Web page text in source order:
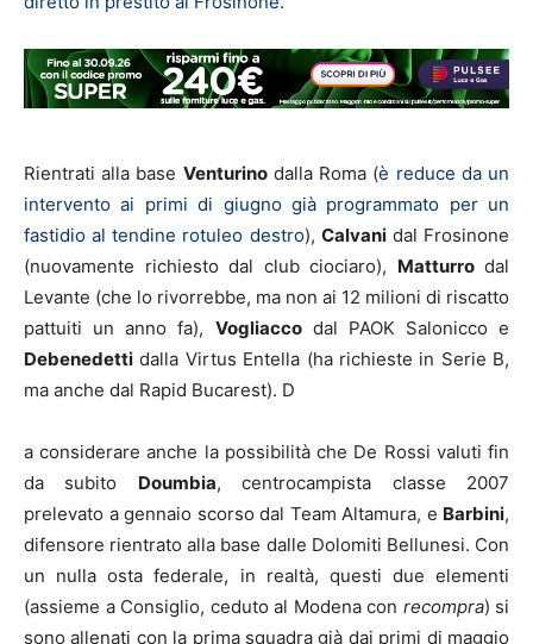
Rientrati alla base Venturinodalla Roma (è reduce da un
intervento ai primi di giugno già programmato per un
fastidio al tendine rotuleo destro), Calvanidal Frosinone
(nuovamente richiesto dal club ciociaro), Matturrodal
Levante (che lo rivorrebbe, ma non ai 12 milioni di riscatto
pattuiti un anno fa), Vogliaccodal PAOK Salonicco e
Debenedetti dalla Virtus Entella (ha richieste in Serie B,
ma anche dal Rapid Bucarest). D
a considerare anche la possibilità che De Rossi valuti fin
da subito Doumbia, centrocampista classe 2007
prelevato a gennaio scorso dal Team Altamura, e Barbini,
difensore rientrato alla base dalle Dolomiti Bellunesi. Con
un nulla osta federale, in realtà, questi due elementi
(assieme a Consiglio, ceduto al Modena con recompra) si
sono allenati con la prima squadra già dai primi di maggio